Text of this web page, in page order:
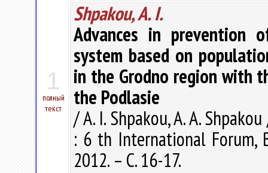
1
полный
текст
Shpakou, A. I.
Advances in prevention
system based on
in the Grodno region with
the Podlasie
/ A. I. Shpakou, A. A.
: 6 th International Forum,
2012. – С. 16-17.